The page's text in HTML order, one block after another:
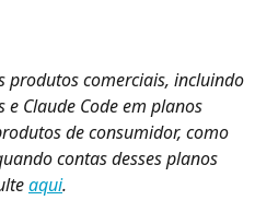
produtos comerciais, incluindo
e Claude Code em planos
de consumidor, como
contas desses planos
aqui.